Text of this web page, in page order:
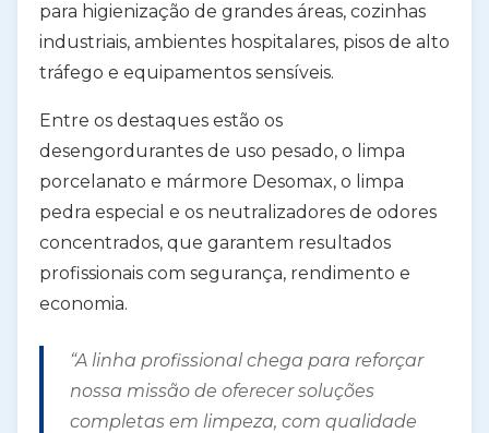
para higienização de grandes áreas, cozinhas
industriais, ambientes hospitalares, pisos de alto
tráfego e equipamentos sensíveis.
Entre os destaques estão os
desengordurantes de uso pesado, o limpa
porcelanato e mármore Desomax, o limpa
pedra especial e os neutralizadores de odores
concentrados, que garantem resultados
profissionais com segurança, rendimento e
economia.
“A linha profissional chega para reforçar
nossa missão de oferecer soluções
completas em limpeza, com qualidade